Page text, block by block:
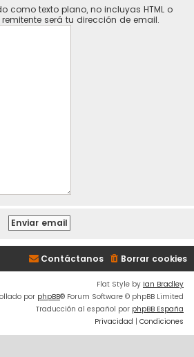
como texto plano, no incluyas HTML o
será tu dirección de email.
Borrar cookies
Contáctanos
Flat Style by Ian Bradley
por phpBB® Forum Software © phpBB Limited
Traducción al español por phpBB España
Privacidad | Condiciones